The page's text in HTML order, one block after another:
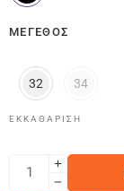
ΜΈΓΕΘΟΣ
32 34
ΕΚΚΑΘΆΡΙΣΗ